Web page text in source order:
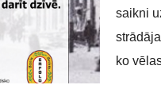
saikni
ko